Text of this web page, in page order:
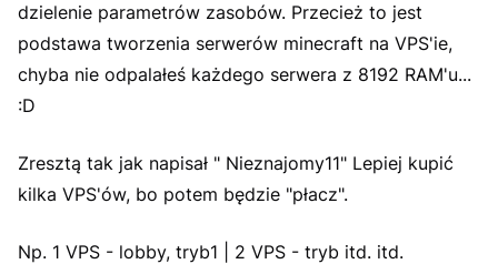
dzielenie parametrów zasobów. Przecież to jest
podstawa tworzenia serwerów minecraft na VPS'ie,
chyba nie odpalałeś każdego serwera z 8192 RAM'u...
:D
Zresztą tak jak napisał " Nieznajomy11" Lepiej kupić
kilka VPS'ów, bo potem będzie "płacz".
Np. 1 VPS - lobby, tryb1 | 2 VPS - tryb itd. itd.